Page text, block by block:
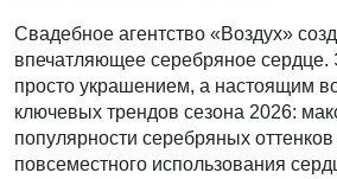
Свадебное агентство «Воздух»
впечатляющее серебряное сердце.
просто украшением, а настоящим
ключевых трендов сезона 2026:
популярности серебряных
повсеместного использования